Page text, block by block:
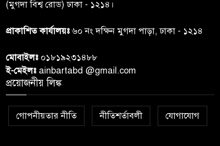
রাতের মধ্যে ঢাকাসহ ১০ অঞ্চলে
ঝড়বৃষ্টির পূর্বাভাস
৮
প্রধানমন্ত্রীর সঙ্গে দেখা করে স্বপ্নপূরণ
উপহার
৯
২০ আগস্ট রাষ্ট্রপতি নির্বাচন,
১০
(মুগদা বিশ্ব রোড) ঢাকা - ১২১৪।
প্রাকাশিত কার্যালয়ঃ৬০ নং দক্ষিন মুগদা পাড়া, ঢাকা - ১২১৪
মোবাইলঃ ০১৮১৯২৩১৪৮৮
ই-মেইলঃ ainbartabd @gmail.com
প্রয়োজনীয় লিঙ্ক
গোপনীয়তার নীতি নীতিশর্তাবলী যোগাযোগ